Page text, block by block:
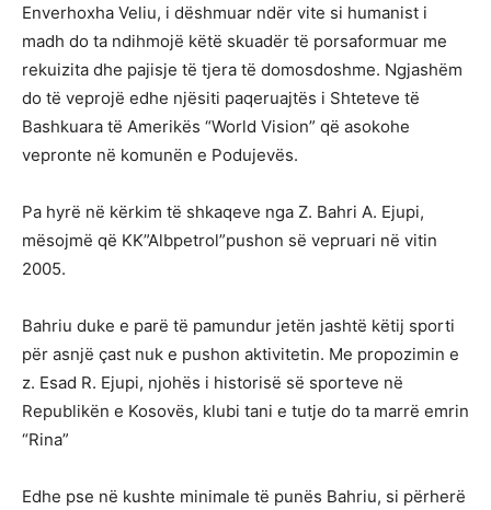
Enverhoxha Veliu, i dëshmuar ndër vite si humanist i
madh do ta ndihmojë këtë skuadër të porsaformuar me
rekuizita dhe pajisje të tjera të domosdoshme. Ngjashëm
do të veprojë edhe njësiti paqeruajtës i Shteteve të
Bashkuara të Amerikës “World Vision” që asokohe
vepronte në komunën e Podujevës.
Pa hyrë në kërkim të shkaqeve nga Z. Bahri A. Ejupi,
mësojmë që KK”Albpetrol”pushon së vepruari në vitin
2005.
Bahriu duke e parë të pamundur jetën jashtë këtij sporti
për asnjë çast nuk e pushon aktivitetin. Me propozimin e
z. Esad R. Ejupi, njohës i historisë së sporteve në
Republikën e Kosovës, klubi tani e tutje do ta marrë emrin
“Rina”
Edhe pse në kushte minimale të punës Bahriu, si përherë